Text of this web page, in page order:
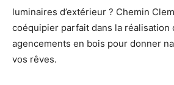
luminaires d’extérieur ? Chemin
coéquipier parfait dans la réalisation
agencements en bois pour donner
vos rêves.